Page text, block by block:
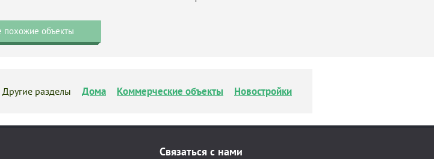
похожие объекты
Другие разделы Дома Коммерческие объекты Новостройки
Связаться с нами